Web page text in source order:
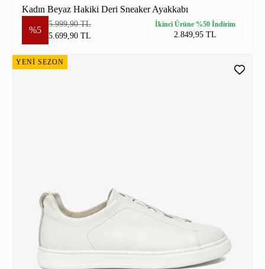
Kadın Beyaz Hakiki Deri Sneaker Ayakkabı
%5
5.999,90 TL
5.699,90 TL
İkinci Ürüne %50 İndirim
2.849,95 TL
YENİ SEZON